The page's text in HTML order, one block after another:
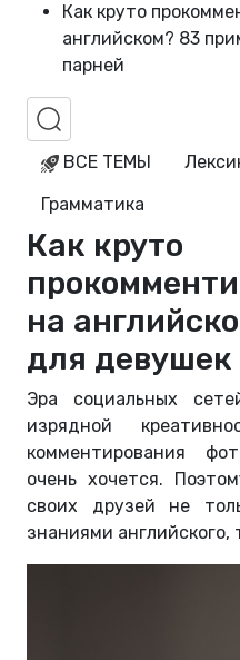
Как круто
английском? 83
парней
ВСЕ ТЕМЫ
Грамматика
Как круто
на
для девушек
Эра социальных
изрядной
комментирования
очень хочется.
своих друзей не
знаниями английского,